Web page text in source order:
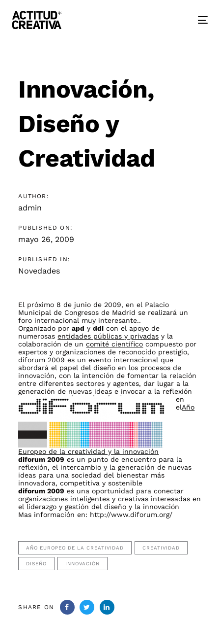
links
primary
navigation
Innovación,
Diseño y
Creatividad
AUTHOR:
admin
PUBLISHED ON:
mayo 26, 2009
PUBLISHED IN:
Novedades
El próximo 8 de junio de 2009, en el Palacio
Municipal de Congresos de Madrid se realizará un
foro internacional muy interesante..
Organizado porapd yddi con el apoyo de
numerosasentidades públicas y privadas y la
colaboración de uncomité científico compuesto por
expertos y organizaciones de reconocido prestigio,
diforum 2009 es un evento internacional que
abordará el papel del diseño en los procesos de
innovación, con la intención de fomentar la relación
entre diferentes sectores y agentes, dar lugar a la
generación de nuevas ideas e invocar a la reflexión
en
elAño
Europeo de la creatividad y la innovación
diforum 2009 es un punto de encuentro para la
reflexión, el intercambio y la generación de nuevas
ideas para una sociedad del bienestar más
innovadora, competitiva y sostenible
diforum 2009 es una oportunidad para conectar
organizaciones inteligentes y creativas interesadas en
el liderazgo y gestión del diseño y la innovación
Mas información en: http://www.diforum.org/
AÑO EUROPEO DE LA CREATIVIDAD CREATIVIDAD
DISEÑO INNOVACIÓN
SHARE ON
navigation